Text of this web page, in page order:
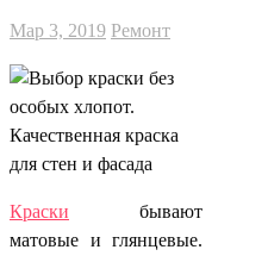
Мар 3, 2019 Ремонт
Краски бывают
матовые и глянцевые.